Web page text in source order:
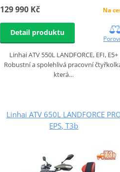
129 990 Kč Na
Detail produktu
Linhai ATV 550L LANDFORCE, EFI, E5+
Robustní a spolehlivá pracovní
která…
Linhai ATV 650L LANDFORCE
EPS, T3b